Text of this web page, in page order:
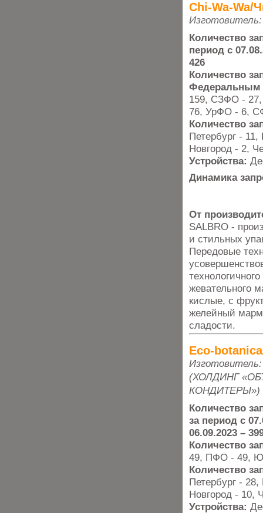
Chi-Wa-Wa/
Количество
период с
426
Количество
Федеральным
159, СЗФО -
76, УрФО - 6,
Количество
Петербург -
Новгород - 2,
Устройства:
Динамика
От
SALBRO -
и стильных
Передовые
жевательного
кислые, с
желейный
сладости.
Eco-
(ХОЛДИНГ
КОНДИТЕРЫ»)
Количество
за период с
06.09.2023 –
Количество
49, ПФО - 49,
Количество
Петербург -
Новгород - 10,
Устройства: